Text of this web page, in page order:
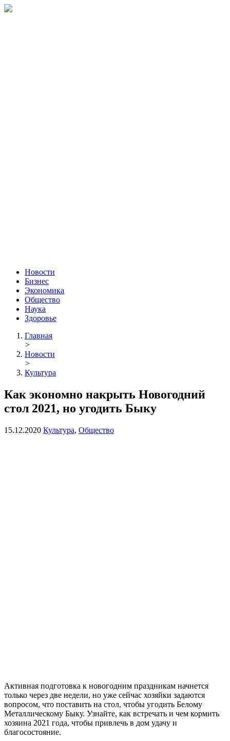
Новости
Бизнес
Экономика
Общество
Наука
Здоровье
Главная
>
Новости
>
Культура
Как экономно накрыть Новогодний
стол 2021, но угодить Быку
15.12.2020 Культура, Общество
Активная подготовка к новогодним праздникам начнется
только через две недели, но уже сейчас хозяйки задаются
вопросом, что поставить на стол, чтобы угодить Белому
Металлическому Быку. Узнайте, как встречать и чем кормить
хозяина 2021 года, чтобы привлечь в дом удачу и
благосостояние.